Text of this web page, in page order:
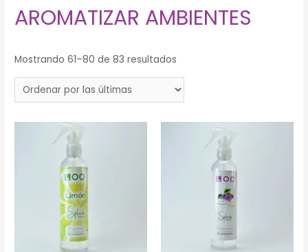
AROMATIZAR AMBIENTES
Mostrando 61–80 de 83 resultados